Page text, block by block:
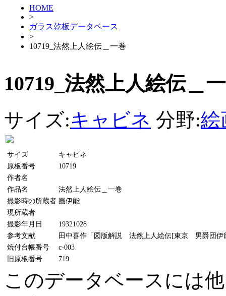
HOME
>
ガラス乾板データベース
>
10719_法然上人絵伝＿一巻
10719_法然上人絵伝＿
サイズ:キャビネ 分野:絵
サイズ
キャビネ
原板番号
10719
作者名
作品名
法然上人絵伝＿一巻
撮影時の所蔵者 團伊能
現所蔵者
撮影年月日
19321028
参考文献
田中喜作「図版解説 法然上人絵伝[東京 男爵団伊
焼付台帳番号
c-003
旧原板番号
719
このデータベースには